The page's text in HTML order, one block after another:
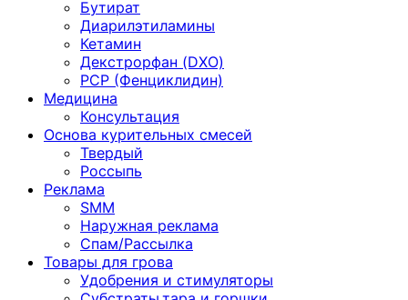
Бутират
Диарилэтиламины
Кетамин
Декстрорфан (DXO)
PCP (Фенциклидин)
Медицина
Консультация
Основа курительных смесей
Твердый
Россыпь
Реклама
SMM
Наружная реклама
Спам/Рассылка
Товары для грова
Удобрения и стимуляторы